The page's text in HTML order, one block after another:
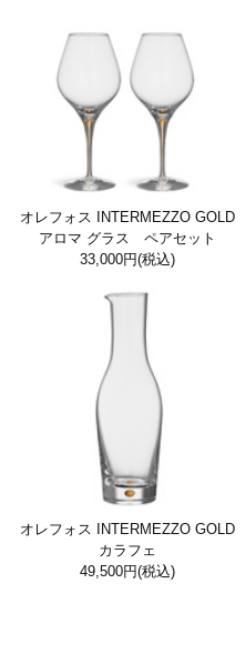
オレフォス INTERMEZZO GOLD
アロマ グラス ペアセット
33,000円(税込)
オレフォス INTERMEZZO GOLD
カラフェ
49,500円(税込)